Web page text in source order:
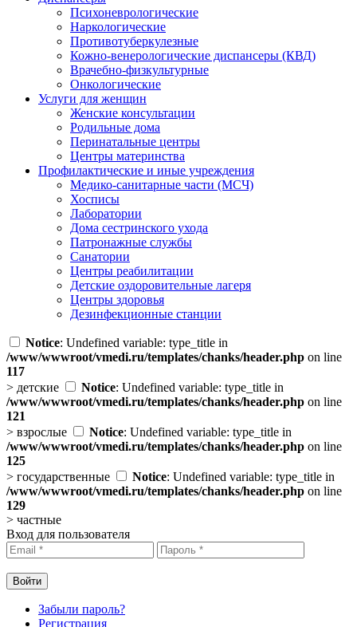
Психоневрологические
Наркологические
Противотуберкулезные
Кожно-венерологические диспансеры (КВД)
Врачебно-физкультурные
Онкологические
Услуги для женщин
Женские консультации
Родильные дома
Перинатальные центры
Центры материнства
Профилактические и иные учреждения
Медико-санитарные части (МСЧ)
Хосписы
Лаборатории
Дома сестринского ухода
Патронажные службы
Санатории
Центры реабилитации
Детские оздоровительные лагеря
Центры здоровья
Дезинфекционные станции
Notice: Undefined variable: type_title in
/www/wwwroot/vmedi.ru/templates/chanks/header.php on line
117
> детские Notice: Undefined variable: type_title in
/www/wwwroot/vmedi.ru/templates/chanks/header.php on line
121
> взрослые Notice: Undefined variable: type_title in
/www/wwwroot/vmedi.ru/templates/chanks/header.php on line
125
> государственные Notice: Undefined variable: type_title in
/www/wwwroot/vmedi.ru/templates/chanks/header.php on line
129
> частные
Вход для пользователя
Забыли пароль?
Регистрация